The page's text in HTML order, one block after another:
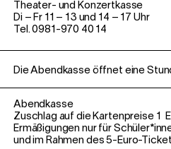
Theater- und Konzertkasse
Di – Fr 11 – 13 und 14 – 17 Uhr
Tel. 0981-970 40 14
Die Abendkasse öffnet eine
Abendkasse
Zuschlag auf die Kartenpreise 1
Ermäßigungen nur für
und im Rahmen des 5-Euro-